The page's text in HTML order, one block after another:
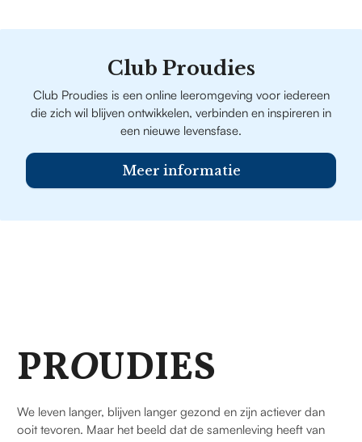
Club Proudies
Club Proudies is een online leeromgeving voor iedereen
die zich wil blijven ontwikkelen, verbinden en inspireren in
een nieuwe levensfase.
Meer informatie
PROUDIES
We leven langer, blijven langer gezond en zijn actiever dan
ooit tevoren. Maar het beeld dat de samenleving heeft van